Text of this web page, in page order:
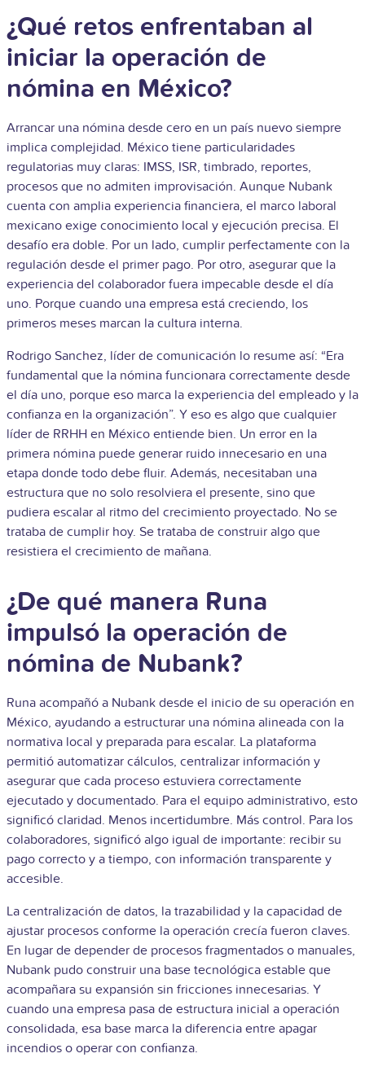
¿Qué retos enfrentaban al
iniciar la operación de
nómina en México?
Arrancar una nómina desde cero en un país nuevo siempre
implica complejidad. México tiene particularidades
regulatorias muy claras: IMSS, ISR, timbrado, reportes,
procesos que no admiten improvisación. Aunque Nubank
cuenta con amplia experiencia financiera, el marco laboral
mexicano exige conocimiento local y ejecución precisa. El
desafío era doble. Por un lado, cumplir perfectamente con la
regulación desde el primer pago. Por otro, asegurar que la
experiencia del colaborador fuera impecable desde el día
uno. Porque cuando una empresa está creciendo, los
primeros meses marcan la cultura interna.
Rodrigo Sanchez, líder de comunicación lo resume así: “Era
fundamental que la nómina funcionara correctamente desde
el día uno, porque eso marca la experiencia del empleado y la
confianza en la organización”. Y eso es algo que cualquier
líder de RRHH en México entiende bien. Un error en la
primera nómina puede generar ruido innecesario en una
etapa donde todo debe fluir. Además, necesitaban una
estructura que no solo resolviera el presente, sino que
pudiera escalar al ritmo del crecimiento proyectado. No se
trataba de cumplir hoy. Se trataba de construir algo que
resistiera el crecimiento de mañana.
¿De qué manera Runa
impulsó la operación de
nómina de Nubank?
Runa acompañó a Nubank desde el inicio de su operación en
México, ayudando a estructurar una nómina alineada con la
normativa local y preparada para escalar. La plataforma
permitió automatizar cálculos, centralizar información y
asegurar que cada proceso estuviera correctamente
ejecutado y documentado. Para el equipo administrativo, esto
significó claridad. Menos incertidumbre. Más control. Para los
colaboradores, significó algo igual de importante: recibir su
pago correcto y a tiempo, con información transparente y
accesible.
La centralización de datos, la trazabilidad y la capacidad de
ajustar procesos conforme la operación crecía fueron claves.
En lugar de depender de procesos fragmentados o manuales,
Nubank pudo construir una base tecnológica estable que
acompañara su expansión sin fricciones innecesarias. Y
cuando una empresa pasa de estructura inicial a operación
consolidada, esa base marca la diferencia entre apagar
incendios o operar con confianza.